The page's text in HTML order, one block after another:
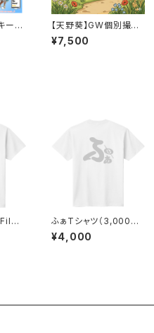
ーホ
【天野葵】GW個別撮影
会※先着順
¥7,500
ふぁTシャツ（3,000円
分特典券付き）
¥4,000